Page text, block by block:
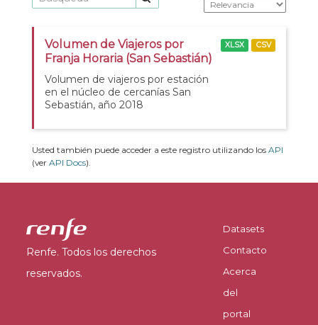
Volumen de Viajeros por
Franja Horaria (San Sebastián)
Volumen de viajeros por estación
en el núcleo de cercanías San
Sebastián, año 2018
XLSX CSV
Usted también puede acceder a este registro utilizando los API
(ver API Docs).
Renfe. Todos los derechos
reservados.
Datasets
Contacto
Acerca
del
portal